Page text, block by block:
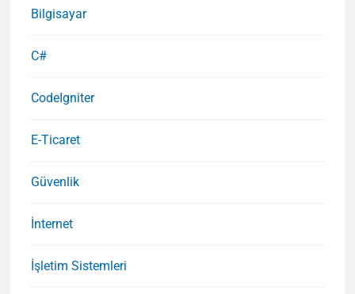
Bilgisayar
C#
CodeIgniter
E-Ticaret
Güvenlik
İnternet
İşletim Sistemleri